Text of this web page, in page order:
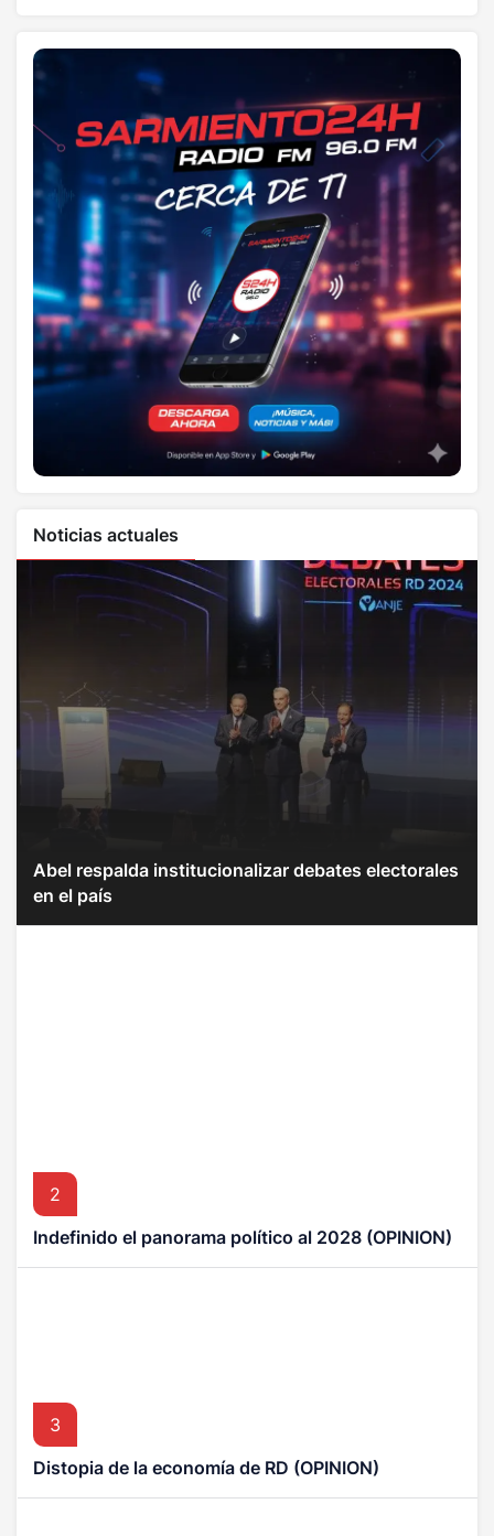
Noticias actuales
Abel respalda institucionalizar debates electorales
en el país
2
Indefinido el panorama político al 2028 (OPINION)
3
Distopia de la economía de RD (OPINION)